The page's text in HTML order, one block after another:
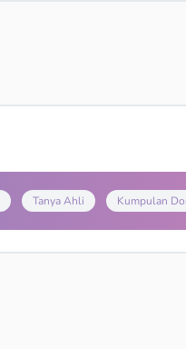
Tanya Ahli Kumpulan